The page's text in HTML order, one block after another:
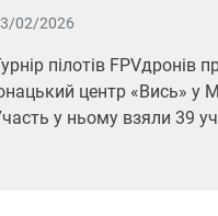
02/2026
пілотів FPVдронів
центр «Вись» у
у ньому взяли 39